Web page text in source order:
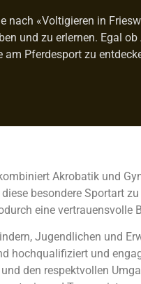
«Voltigieren in
und zu erlernen. Egal
am Pferdesport zu
Akrobatik und
besondere Sportart
eine
Jugendlichen und
hochqualifiziert und
den respektvollen